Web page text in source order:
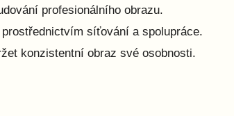
profesionálního obrazu.
síťování a spolupráce.
konzistentní obraz své osobnosti.